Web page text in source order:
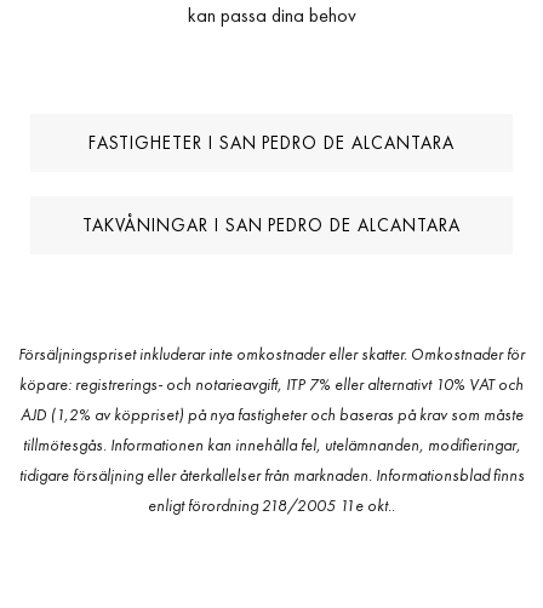
kan passa dina behov
FASTIGHETER I SAN PEDRO DE ALCANTARA
TAKVÅNINGAR I SAN PEDRO DE ALCANTARA
Försäljningspriset inkluderar inte omkostnader eller skatter. Omkostnader för
köpare: registrerings- och notarieavgift, ITP 7% eller alternativt 10% VAT och
AJD (1,2% av köppriset) på nya fastigheter och baseras på krav som måste
tillmötesgås. Informationen kan innehålla fel, utelämnanden, modifieringar,
tidigare försäljning eller återkallelser från marknaden. Informationsblad finns
enligt förordning 218/2005 11e okt..